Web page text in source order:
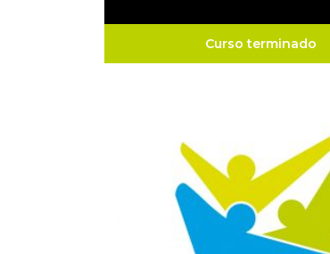
Curso terminado